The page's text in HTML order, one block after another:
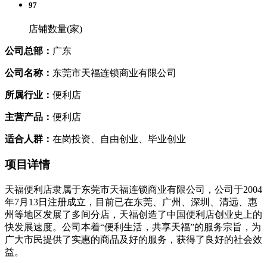
97
店铺数量(家)
公司总部： 广东
公司名称： 东莞市天福连锁商业有限公司
所属行业： 便利店
主营产品： 便利店
适合人群： 在岗投资、自由创业、毕业创业
项目详情
天福便利店隶属于东莞市天福连锁商业有限公司，公司于2004
年7月13日注册成立，目前已在东莞、广州、深圳、清远、惠
州等地区发展了多间分店，天福创造了中国便利店创业史上的
快发展速度。公司本着“便利生活，共享天福”的服务宗旨，为
广大市民提供了实惠的商品及好的服务，获得了良好的社会效
益。